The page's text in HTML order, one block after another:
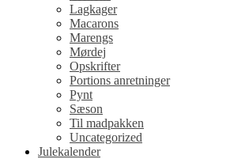
Lagkager
Macarons
Marengs
Mørdej
Opskrifter
Portions anretninger
Pynt
Sæson
Til madpakken
Uncategorized
Julekalender